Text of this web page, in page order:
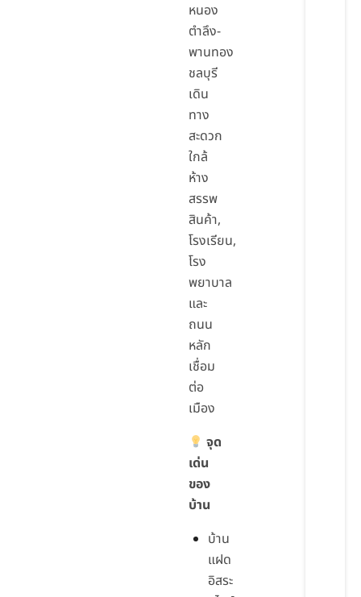
หนอง
ตำลึง-
พานทอง
ชลบุรี
เดิน
ทาง
สะดวก
ใกล้
ห้าง
สรรพ
สินค้า,
โรงเรียน,
โรง
พยาบาล
และ
ถนน
หลัก
เชื่อม
ต่อ
เมือง
จุด
เด่น
ของ
บ้าน
บ้าน
แฝด
อิสระ